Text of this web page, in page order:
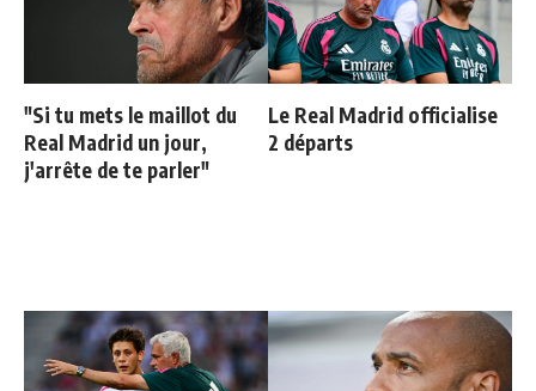
"Si tu mets le maillot du
Real Madrid un jour,
j'arrête de te parler"
Le Real Madrid officialise
2 départs